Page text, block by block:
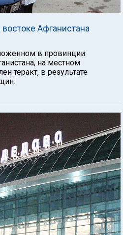
востоке Афганистана
в провинции
на местном
теракт, в результате